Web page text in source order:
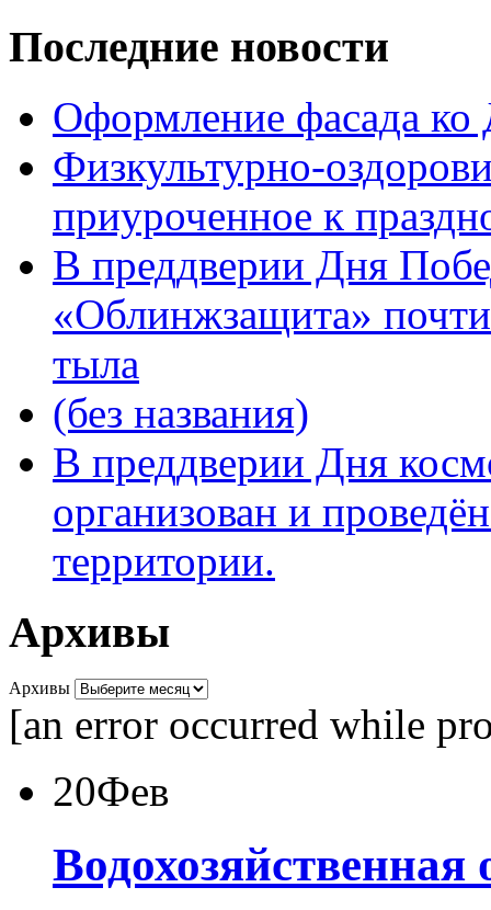
Последние новости
Оформление фасада
Физкультурно-
приуроченное к
В преддверии Дня
«Облинжзащита»
тыла
(без названия)
В преддверии Дня
организован и
территории.
Архивы
Архивы
[an error occurred while
20Фев
Водохозяйственная